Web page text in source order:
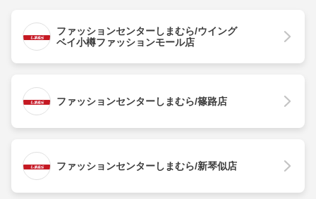
ファッションセンターしまむら/ウイング
ベイ小樽ファッションモール店
ファッションセンターしまむら/篠路店
ファッションセンターしまむら/新琴似店